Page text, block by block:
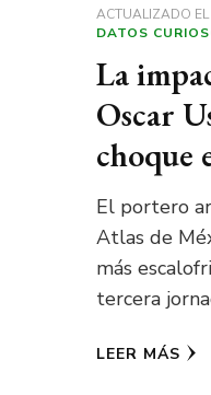
ACTUALIZADO EL
DATOS
La
Oscar
choque
El portero
Atlas de
más
tercera
LEER MÁS